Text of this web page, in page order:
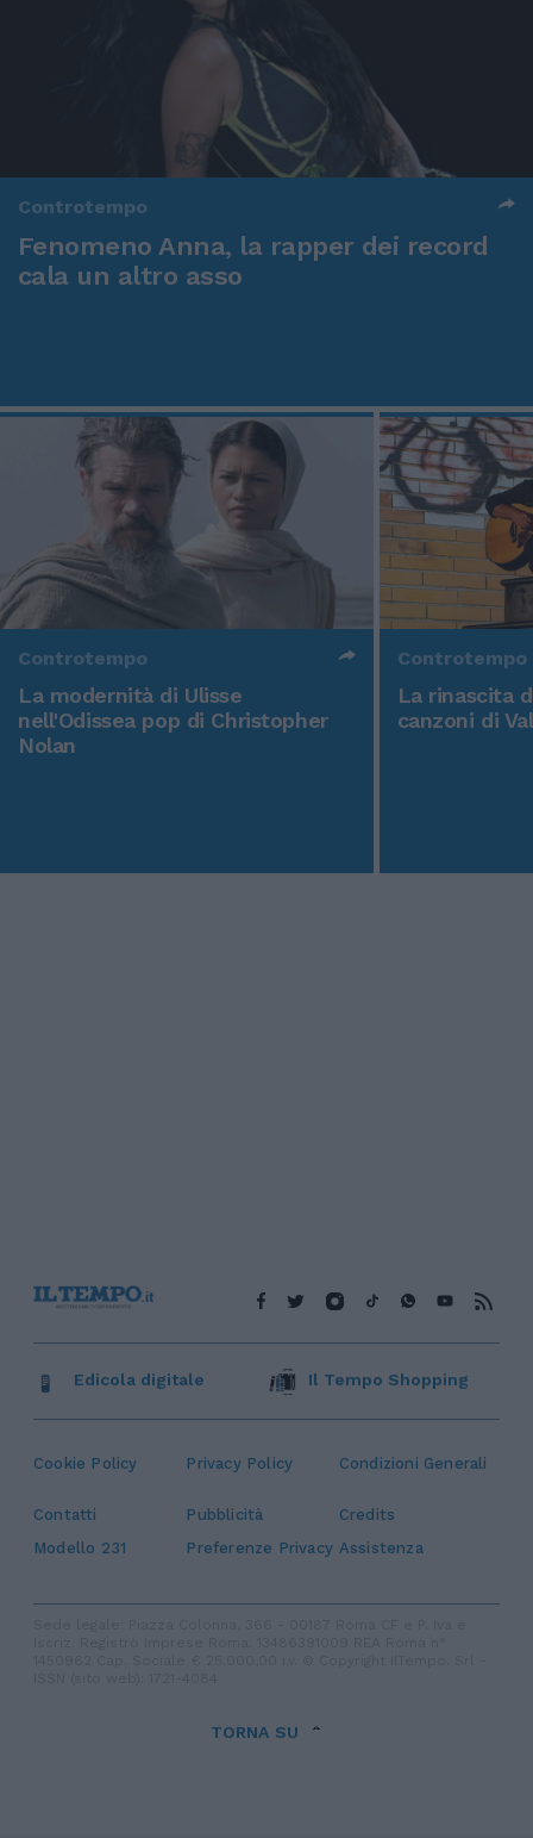
Controtempo
Fenomeno Anna, la rapper dei record
cala un altro asso
Controtempo
La modernità di Ulisse
nell'Odissea pop di Christopher
Nolan
Controtempo
La rinascita
canzoni di
Cookie Policy Privacy Policy Condizioni Generali
Contatti Pubblicità
Credits
Modello 231
Preferenze Privacy Assistenza
Edicola digitale Il Tempo Shopping
TORNA SU